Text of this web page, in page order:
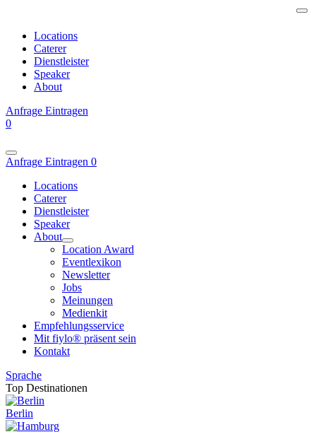
Locations
Caterer
Dienstleister
Speaker
About
Anfrage Eintragen
0
Anfrage Eintragen 0
Locations
Caterer
Dienstleister
Speaker
About
Location Award
Eventlexikon
Newsletter
Jobs
Meinungen
Medienkit
Empfehlungsservice
Mit fiylo® präsent sein
Kontakt
Sprache
Top Destinationen
Berlin